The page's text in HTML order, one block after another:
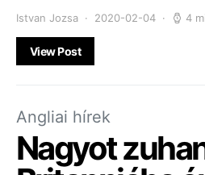
Istvan Jozsa 2020-02-04 4
View Post
Angliai hírek
Nagyot